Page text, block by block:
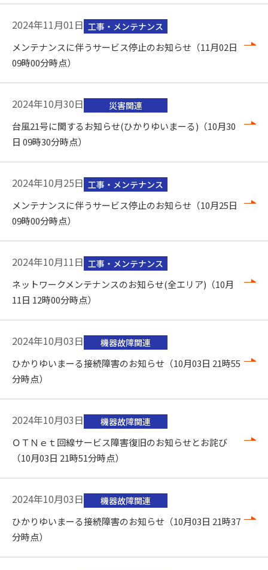
2024年11月01日 工事・メンテナンス
メンテナンスに伴うサービス停止のお知らせ（11月02日
09時00分時点）
2024年10月30日 災害関連
台風21号に関するお知らせ(ひかりゆいまーる)（10月30
日 09時30分時点）
2024年10月25日 工事・メンテナンス
メンテナンスに伴うサービス停止のお知らせ（10月25日
09時00分時点）
2024年10月11日 工事・メンテナンス
ネットワークメンテナンスのお知らせ(全エリア)（10月
11日 12時00分時点）
2024年10月03日 機器故障関連
ひかりゆいまーる接続障害のお知らせ（10月03日 21時55
分時点）
2024年10月03日 機器故障関連
ＯＴＮｅｔ回線サービス障害復旧のお知らせとお詫び
（10月03日 21時51分時点）
2024年10月03日 機器故障関連
ひかりゆいまーる接続障害のお知らせ（10月03日 21時37
分時点）